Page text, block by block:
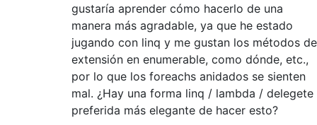
gustaría aprender cómo hacerlo de una
manera más agradable, ya que he estado
jugando con linq y me gustan los métodos de
extensión en enumerable, como dónde, etc.,
por lo que los foreachs anidados se sienten
mal. ¿Hay una forma linq / lambda / delegete
preferida más elegante de hacer esto?